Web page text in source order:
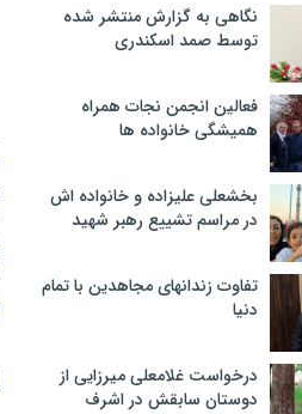
نگاهی به گزارش منتشر شده
توسط صمد اسکندری
فعالین انجمن نجات همراه
همیشگی خانواده ها
بخشعلی علیزاده و خانواده اش
در مراسم تشییع رهبر شهید
تفاوت زندانهای مجاهدین با تمام
دنیا
درخواست غلامعلی میرزایی از
دوستان سابقش در اشرف